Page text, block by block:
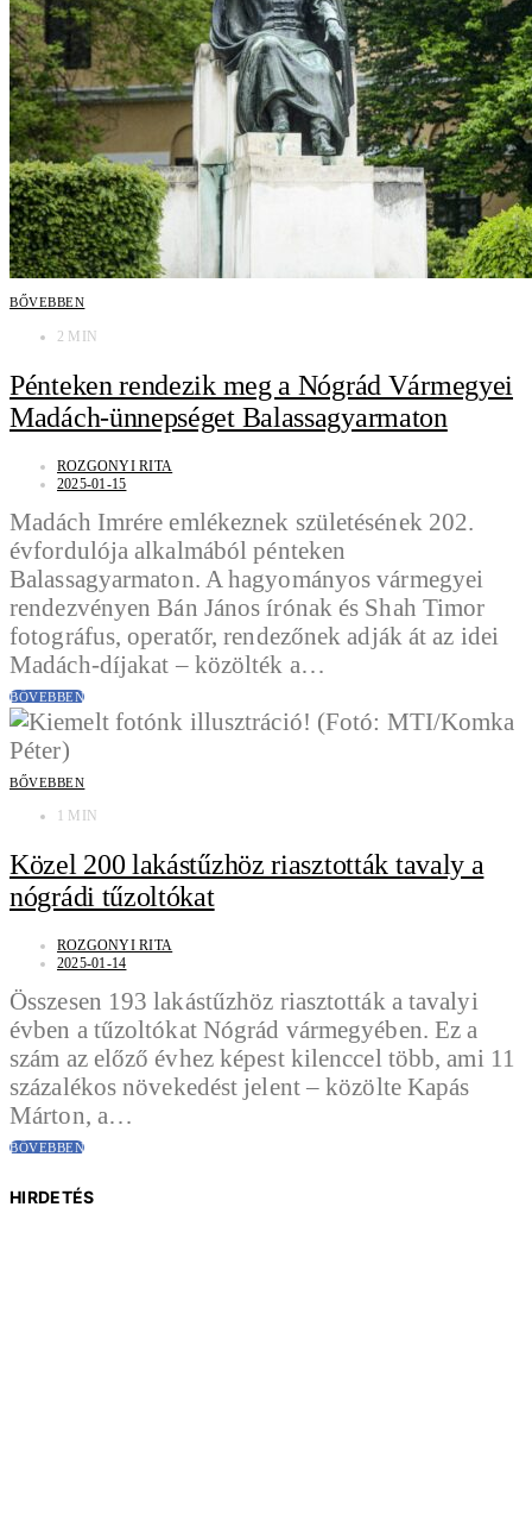
BŐVEBBEN
2 MIN
Pénteken rendezik meg a Nógrád Vármegyei
Madách-ünnepséget Balassagyarmaton
ROZGONYI RITA
2025-01-15
Madách Imrére emlékeznek születésének 202.
évfordulója alkalmából pénteken
Balassagyarmaton. A hagyományos vármegyei
rendezvényen Bán János írónak és Shah Timor
fotográfus, operatőr, rendezőnek adják át az idei
Madách-díjakat – közölték a…
BŐVEBBEN
BŐVEBBEN
1 MIN
Közel 200 lakástűzhöz riasztották tavaly a
nógrádi tűzoltókat
ROZGONYI RITA
2025-01-14
Összesen 193 lakástűzhöz riasztották a tavalyi
évben a tűzoltókat Nógrád vármegyében. Ez a
szám az előző évhez képest kilenccel több, ami 11
százalékos növekedést jelent – közölte Kapás
Márton, a…
BŐVEBBEN
HIRDETÉS